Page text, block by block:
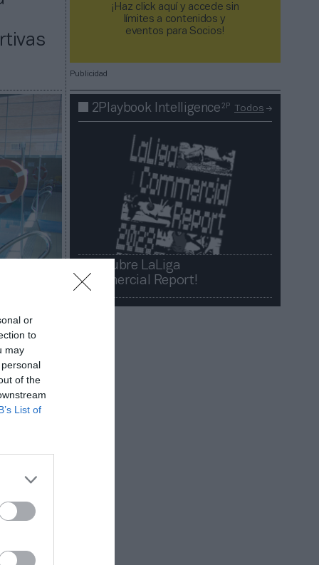
or
to
may
of the
List of
¡Haz click aquí y accede sin
límites a contenidos y
eventos para Socios!​​​​​​​
Publicidad
2Playbook Intelligence2P Todos
¡Descubre LaLiga
Commercial Report!​​